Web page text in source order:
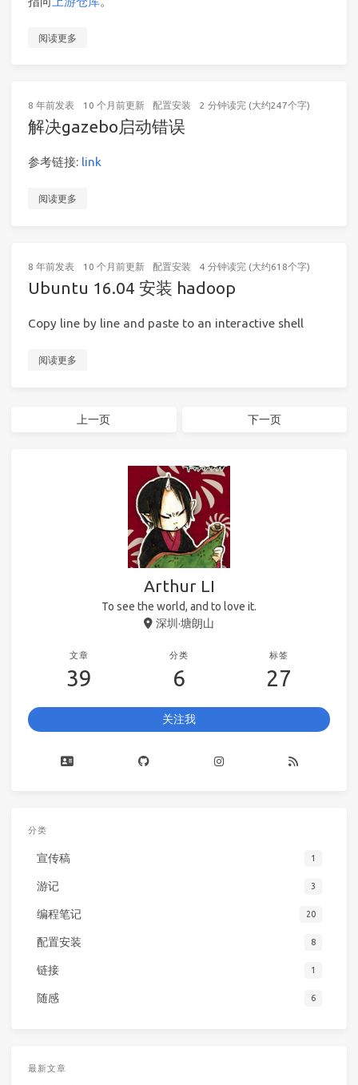
阅读更多
8 年前发表 10 个月前更新 配置安装 2 分钟读完 (大约247个字)
解决gazebo启动错误
参考链接: link
阅读更多
8 年前发表 10 个月前更新 配置安装 4 分钟读完 (大约618个字)
Ubuntu 16.04 安装 hadoop
Copy line by line and paste to an interactive shell
阅读更多
上一页 下一页
Arthur LI
To see the world, and to love it.
深圳·塘朗山
文章
39
分类
6
标签
27
关注我
分类
宣传稿 1
游记 3
编程笔记 20
配置安装 8
链接 1
随感 6
最新文章